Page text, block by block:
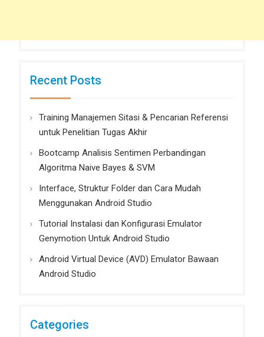
Recent Posts
Training Manajemen Sitasi & Pencarian Referensi
untuk Penelitian Tugas Akhir
Bootcamp Analisis Sentimen Perbandingan
Algoritma Naive Bayes & SVM
Interface, Struktur Folder dan Cara Mudah
Menggunakan Android Studio
Tutorial Instalasi dan Konfigurasi Emulator
Genymotion Untuk Android Studio
Android Virtual Device (AVD) Emulator Bawaan
Android Studio
Categories